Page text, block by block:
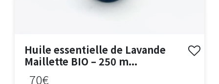
Huile essentielle de Lavande
Maillette BIO – 250 m...
70€